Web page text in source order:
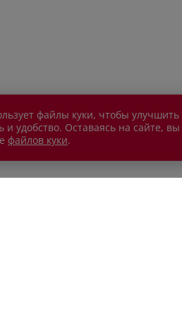
файлы куки, чтобы улучшить
и удобство. Оставаясь на сайте,
файлов куки.